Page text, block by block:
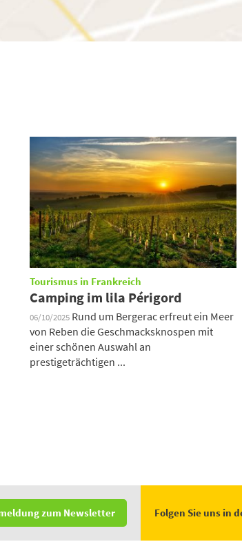
Tourismus in Frankreich
Camping im lila Périgord
06/10/2025 Rund um Bergerac erfreut ein Meer
von Reben die Geschmacksknospen mit
einer schönen Auswahl an
prestigeträchtigen ...
zum Newsletter Folgen Sie uns in